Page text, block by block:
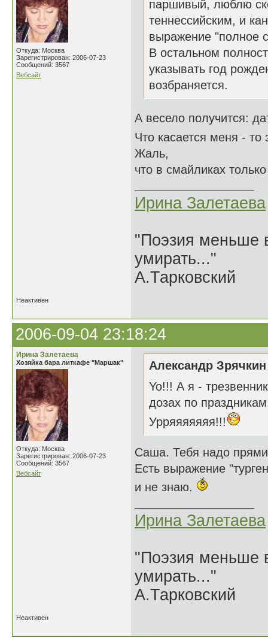
Откуда: Москва
Зарегистрирован: 2006-07-23
Сообщений: 3567
Вебсайт
паршивый, люблю
теннессийским, и
выражение "полное
В остальном
указывать год
возбраняется.
А весело получится:
Что касается меня -
Жаль,
что в смайликах
Ирина Залетаева
"Поэзия меньше
умирать..."
А.Тарковский
Неактивен
2006-09-04 23:18:24
Ирина Залетаева
Хозяйка бара литкафе "Маршак"
Откуда: Москва
Зарегистрирован: 2006-07-23
Сообщений: 3567
Вебсайт
Александр
Yo!!! А я -
дозах по
Урряяяяяяя!!!
Саша. Тебя надо
Есть выражение
и не знаю.
Ирина Залетаева
"Поэзия меньше
умирать..."
А.Тарковский
Неактивен